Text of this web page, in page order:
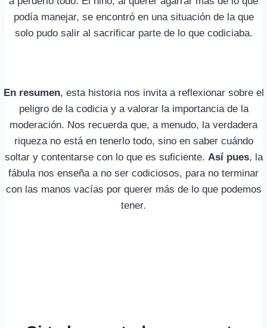
podía manejar, se encontró en una situación de la que
solo pudo salir al sacrificar parte de lo que codiciaba.
En resumen, esta historia nos invita a reflexionar sobre el
peligro de la codicia y a valorar la importancia de la
moderación. Nos recuerda que, a menudo, la verdadera
riqueza no está en tenerlo todo, sino en saber cuándo
soltar y contentarse con lo que es suficiente. Así pues, la
fábula nos enseña a no ser codiciosos, para no terminar
con las manos vacías por querer más de lo que podemos
tener.